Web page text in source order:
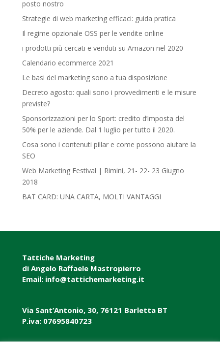
posto nostro
Strategie di web marketing efficaci: guida pratica
Il regime opzionale OSS per le vendite online
i prodotti più cercati e venduti su Amazon nel 2020
Calendario ecommerce 2021
Le basi del marketing sono a tua disposizione
Decreto agosto: quali sono i provvedimenti e le misure
previste?
Sponsorizzazioni per lo Sport: credito d’imposta del
50% per le aziende. Dal 1 luglio per tutto il 2020.
Cosa sono i contenuti pillar e come possono aiutare la
SEO
Web Marketing Festival | Rimini, 21- 22- 23 Giugno
2018‎
BAT CARD: UNA CARTA, MOLTI VANTAGGI
Tattiche Marketing
di Angelo Raffaele Mastropierro
Email: info@tattichemarketing.it
Via Sant’Antonio, 30, 76121 Barletta BT
P.iva: 07695840723